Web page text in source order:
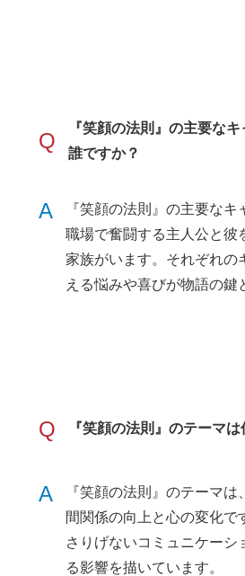
Q
『笑顔の法則』の主要な
誰ですか？
A
『笑顔の法則』の主要なキ
職場で奮闘する主人公と彼
家族がいます。それぞれの
える悩みや喜びが物語の鍵
Q 『笑顔の法則』のテーマは
A
『笑顔の法則』のテーマは
間関係の向上と心の変化で
さりげないコミュニケーシ
る影響を描いています。